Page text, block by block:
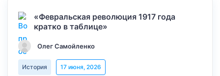
«Февральская революция 1917 года
кратко в таблице»
Олег Самойленко
История 17 июня, 2026